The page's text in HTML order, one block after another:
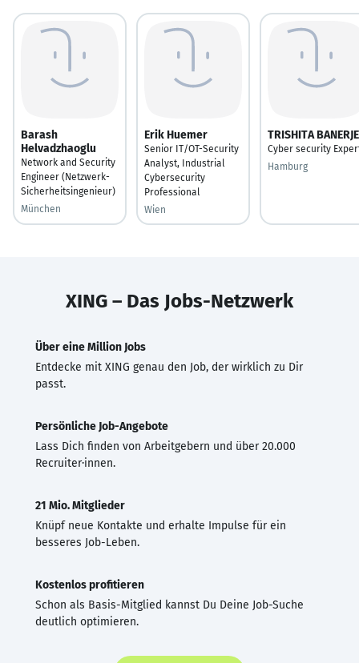
Barash
Helvadzhaoglu
Network and Security
Engineer (Netzwerk-
Sicherheitsingenieur)
München
Erik Huemer
Senior IT/OT-Security
Analyst, Industrial
Cybersecurity
Professional
Wien
TRISHITA
Cyber security
Hamburg
XING – Das Jobs-Netzwerk
Über eine Million Jobs
Entdecke mit XING genau den Job, der wirklich zu Dir
passt.
Persönliche Job-Angebote
Lass Dich finden von Arbeitgebern und über 20.000
Recruiter·innen.
21 Mio. Mitglieder
Knüpf neue Kontakte und erhalte Impulse für ein
besseres Job-Leben.
Kostenlos profitieren
Schon als Basis-Mitglied kannst Du Deine Job-Suche
deutlich optimieren.